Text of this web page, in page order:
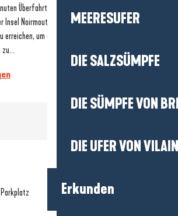
MEERESUFER
DIE SALZSÜMPFE
DIE SÜMPFE VON
DIE UFER VON
Erkunden
Überfahrt von Fromentine - La Barre de
Insel Noirmoutier, und von Saint Gilles Croix de
um eine der magischen Inseln des